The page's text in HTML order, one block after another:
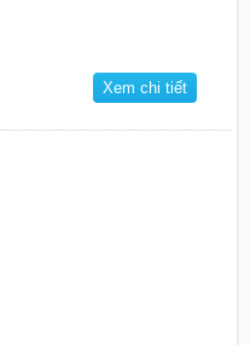
Xem chi tiết